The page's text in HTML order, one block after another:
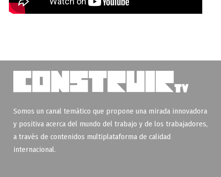
Somos un canal temático que propone una mirada innovadora
y positiva acerca del mundo del trabajo y de los trabajadores,
a través de contenidos multiplataforma de calidad
internacional.